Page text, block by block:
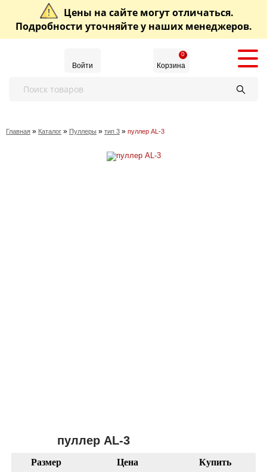
Цены на сайте могут отличаться.
Подробности уточняйте у наших менеджеров.
Войти Корзина
0
Главная » Каталог » Пуллеры » тип 3 » пуллер AL-3
пуллер AL-3
Размер Цена
Купить